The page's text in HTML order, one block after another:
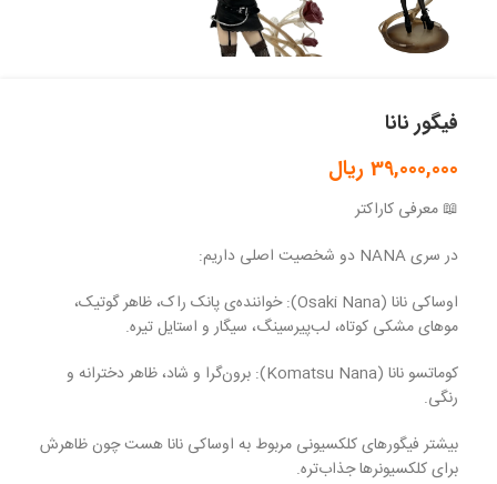
فیگور نانا
39,000,000 ریال
📖 معرفی کاراکتر
در سری NANA دو شخصیت اصلی داریم:
اوساکی نانا (Osaki Nana): خواننده‌ی پانک راک، ظاهر گوتیک،
موهای مشکی کوتاه، لب‌پیرسینگ، سیگار و استایل تیره.
کوماتسو نانا (Komatsu Nana): برون‌گرا و شاد، ظاهر دخترانه و
رنگی.
بیشتر فیگورهای کلکسیونی مربوط به اوساکی نانا هست چون ظاهرش
برای کلکسیونرها جذاب‌تره.